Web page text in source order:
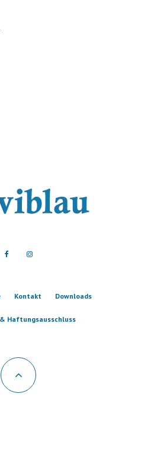
Kontakt Downloads
Haftungsausschluss